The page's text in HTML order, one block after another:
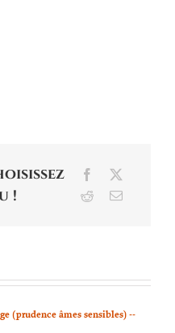
!
Facebook
RedditEmail
(prudence âmes sensibles) --